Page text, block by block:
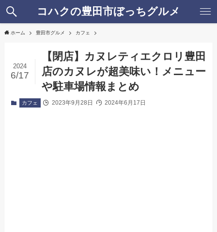
コハクの豊田市ぼっちグルメ
ホーム 豊田市グルメ カフェ
【閉店】カヌレティエクロリ豊田
店のカヌレが超美味い！メニュー
や駐車場情報まとめ
2024
6/17
カフェ 2023年9月28日 2024年6月17日